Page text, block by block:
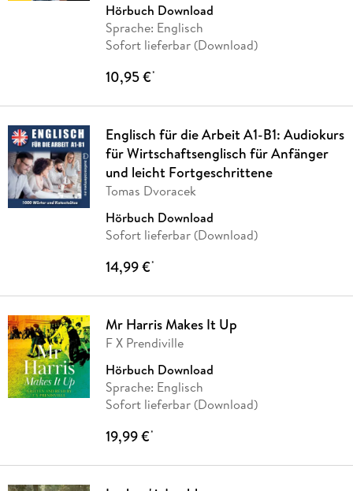
Hörbuch Download
Sprache: Englisch
Sofort lieferbar (Download)
10,95 €*
Englisch für die Arbeit A1-B1: Audiokurs
für Wirtschaftsenglisch für Anfänger
und leicht Fortgeschrittene
Tomas Dvoracek
Hörbuch Download
Sofort lieferbar (Download)
14,99 €*
Mr Harris Makes It Up
F X Prendiville
Hörbuch Download
Sprache: Englisch
Sofort lieferbar (Download)
19,99 €*